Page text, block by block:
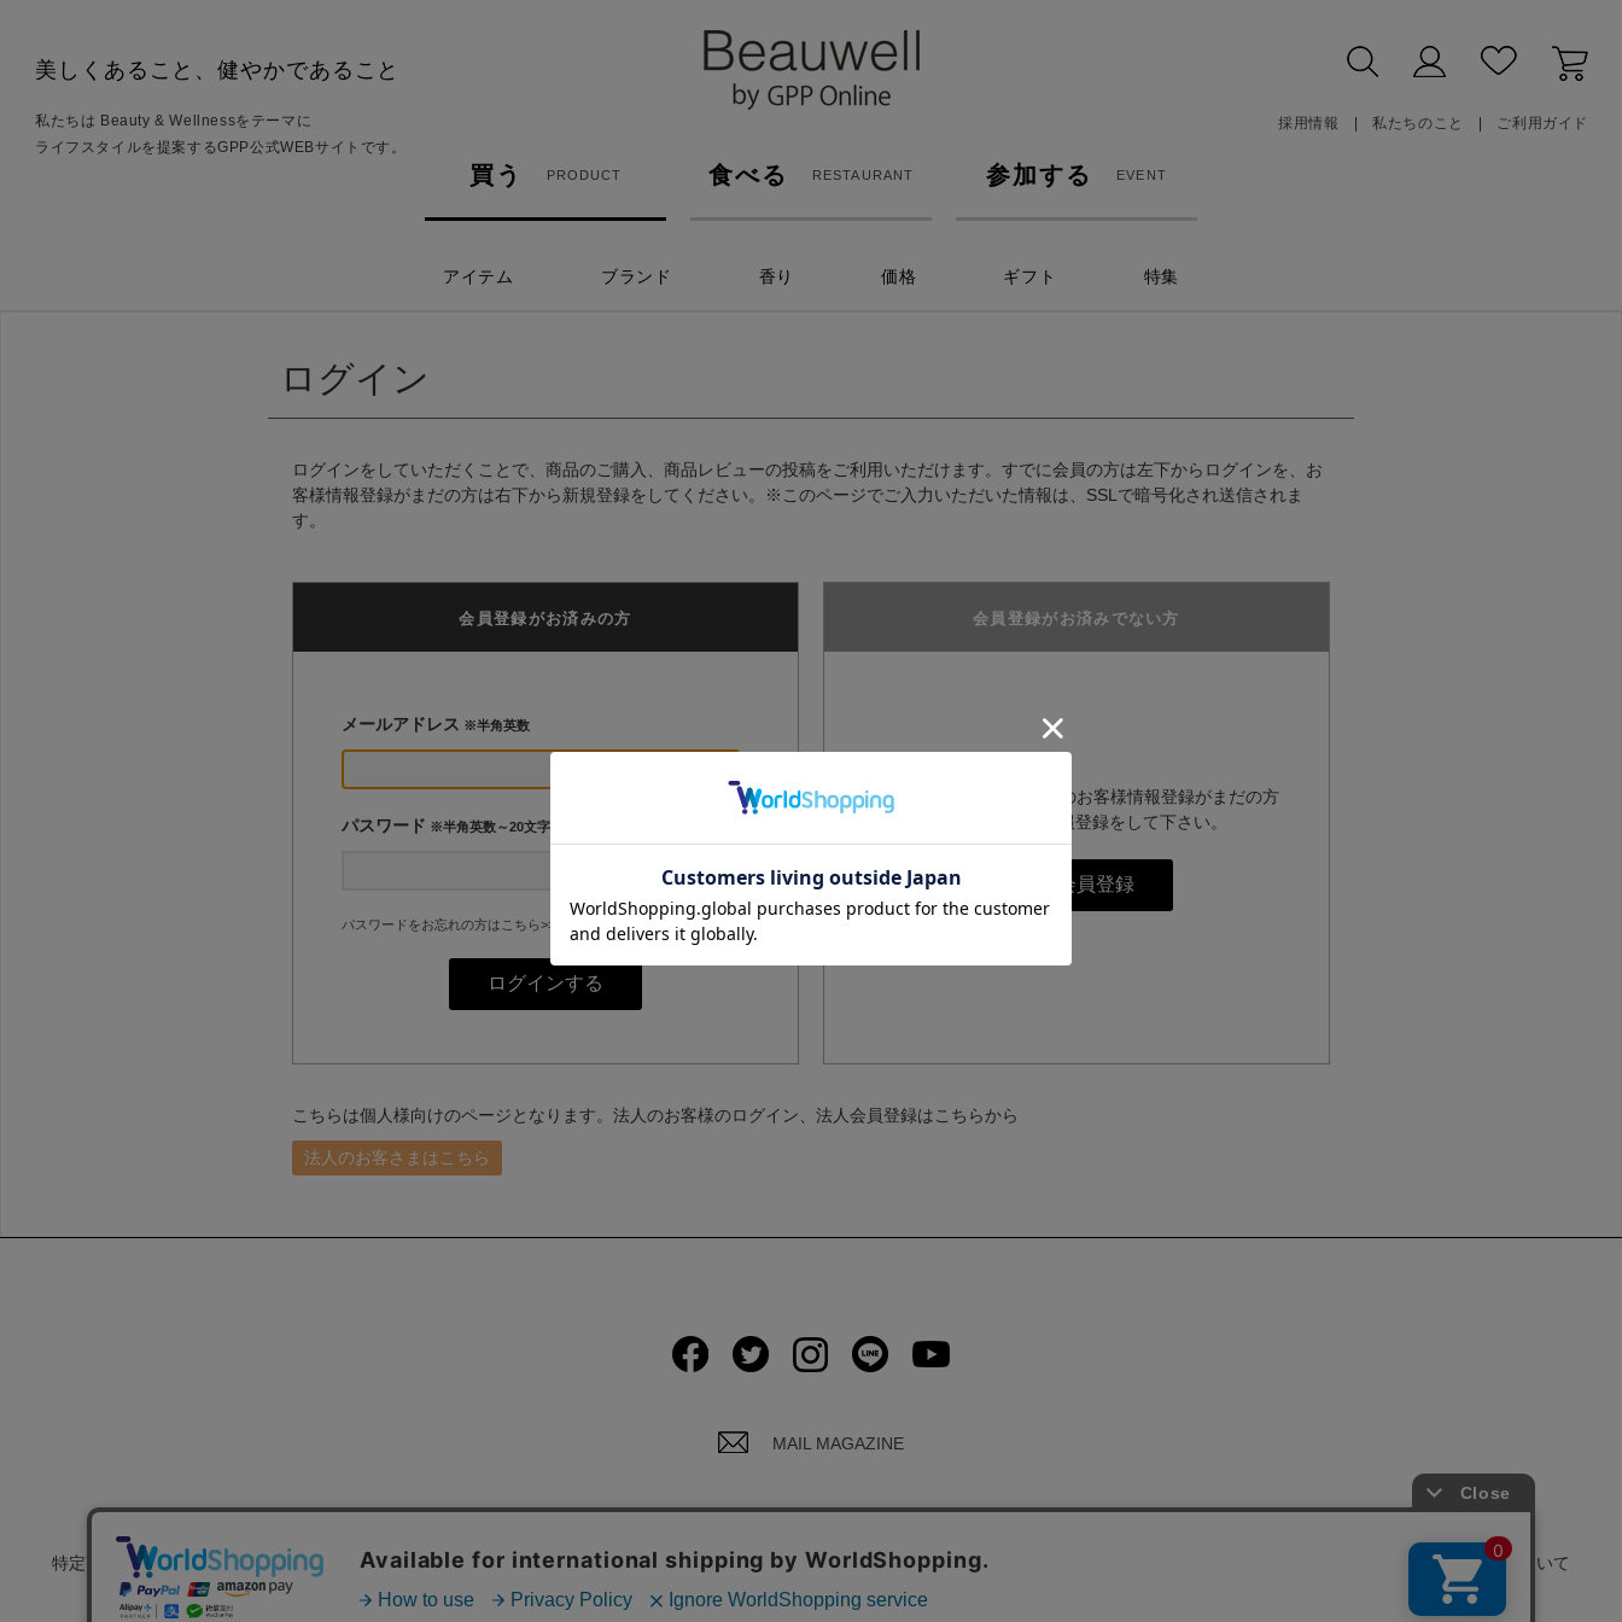
美しくあること、健やかであること
私たちは Beauty & Wellnessをテーマに
ライフスタイルを提案するGPP公式WEBサイトです。
採用情報 私たちのこと ご利用ガイド
買う PRODUCT 食べる RESTAURANT 参加する EVENT
アイテム ブランド 香り 価格 ギフト 特集
ログイン
ログインをしていただくことで、商品のご購入、商品レビューの投稿をご利用いただけます。すでに会員の方は左下からログインを、お
客様情報登録がまだの方は右下から新規登録をしてください。※このページでご入力いただいた情報は、SSLで暗号化され送信されま
す。
会員登録がお済みの方
メールアドレス ※半角英数
パスワード ※半角英数～20文字
パスワードをお忘れの方はこちら>>
会員登録がお済みでない方
GPPオンラインショップのお客様情報登録がまだの方
は、こちらからお客様情報登録をして下さい。
こちらは個人様向けのページとなります。法人のお客様のログイン、法人会員登録はこちらから
法人のお客さまはこちら
MAIL MAGAZINE
特定商取引法に基づく表示 会社概要 プライバシーポリシーについて ご利用規約 サイトポリシーについて